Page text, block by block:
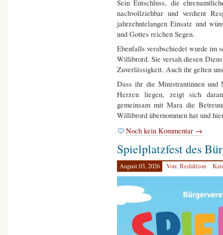
Sein Entschluss, die
nachvollziehbar und verdient
jahrzehntelangen Einsatz und
und Gottes reichen Segen.
Ebenfalls verabschiedet wurde im
Willibrord. Sie versah diesen
Zuverlässigkeit. Auch ihr gelten
Dass ihr die Ministrantinnen
Herzen liegen, zeigt sich
gemeinsam mit Mara die
Willibrord übernommen hat und
Noch kein Kommentar →
Spielplatzfest des
August 03, 2026 Von: Redaktion